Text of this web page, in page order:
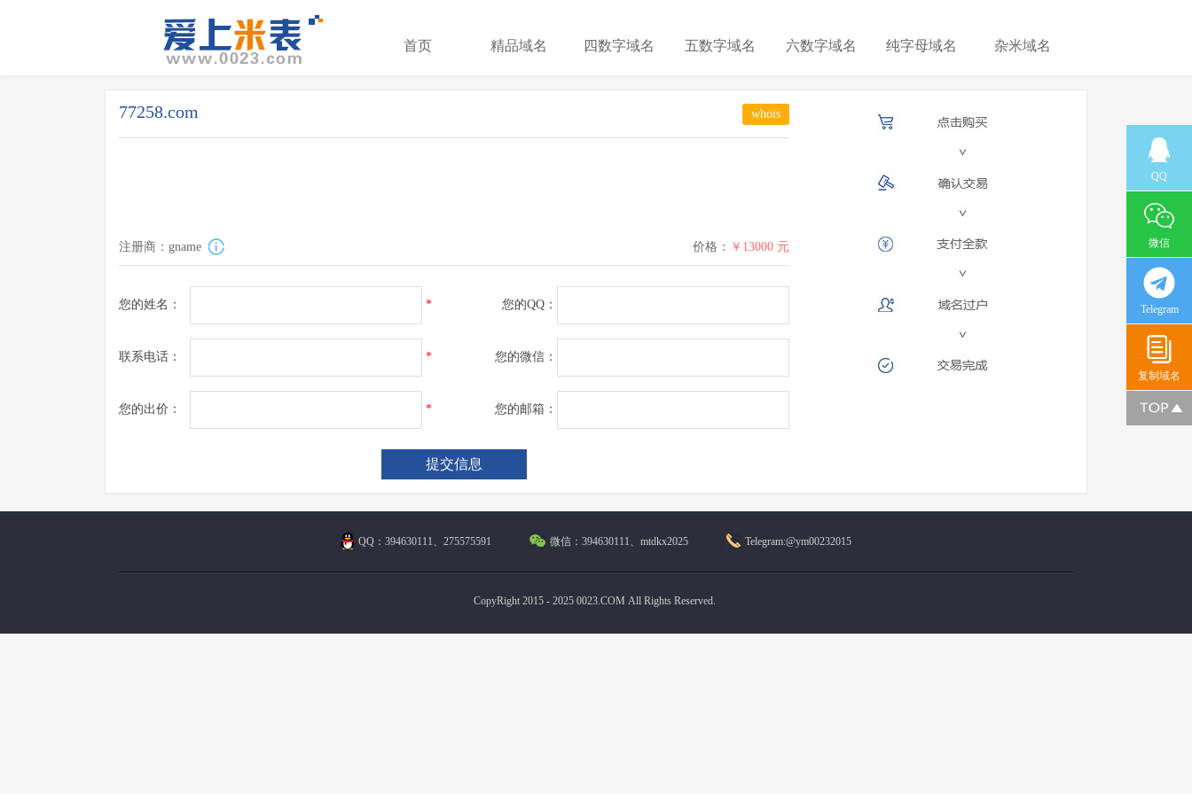
首页 精品域名 四数字域名 五数字域名 六数字域名 纯字母域名 杂米域名
77258.com whois
注册商：gname 价格： ￥13000 元
您的姓名： * 您的QQ：
联系电话： * 您的微信：
您的出价： * 您的邮箱：
QQ：394630111、275575591 微信：394630111、mtdkx2025 Telegram:@ym00232015
CopyRight 2015 - 2025 0023.COM All Rights Reserved.
QQ
微信
Telegram
复制域名